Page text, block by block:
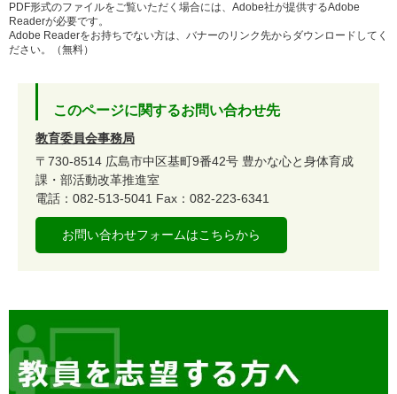
PDF形式のファイルをご覧いただく場合には、Adobe社が提供するAdobe
Readerが必要です。
Adobe Readerをお持ちでない方は、バナーのリンク先からダウンロードしてく
ださい。（無料）
このページに関するお問い合わせ先
教育委員会事務局
〒730-8514 広島市中区基町9番42号 豊かな心と身体育成
課・部活動改革推進室
電話：082-513-5041 Fax：082-223-6341
お問い合わせフォームはこちらから